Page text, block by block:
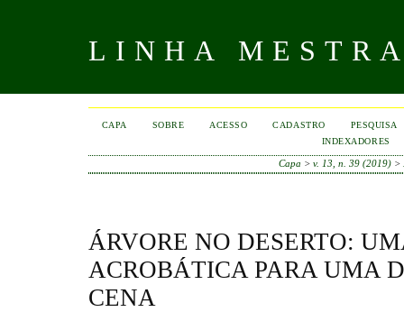
LINHA
CAPA SOBRE ACESSO CADASTRO
PESQUISA
INDEXADORES
Capa > v. 13, n. 39 (2019)>
ÁRVORE NO DESERTO:
ACROBÁTICA PARA UMA
CENA